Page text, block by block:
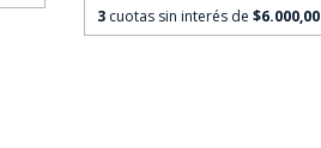
3 cuotas sin interés de $6.000,00